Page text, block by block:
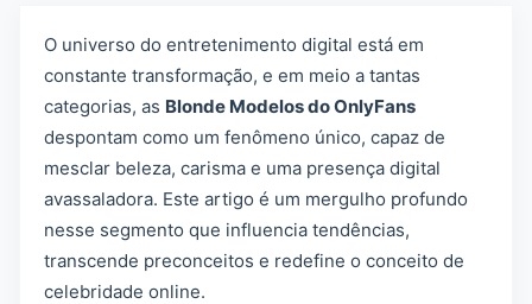
O universo do entretenimento digital está em
constante transformação, e em meio a tantas
categorias, as Blonde Modelos do OnlyFans
despontam como um fenômeno único, capaz de
mesclar beleza, carisma e uma presença digital
avassaladora. Este artigo é um mergulho profundo
nesse segmento que influencia tendências,
transcende preconceitos e redefine o conceito de
celebridade online.